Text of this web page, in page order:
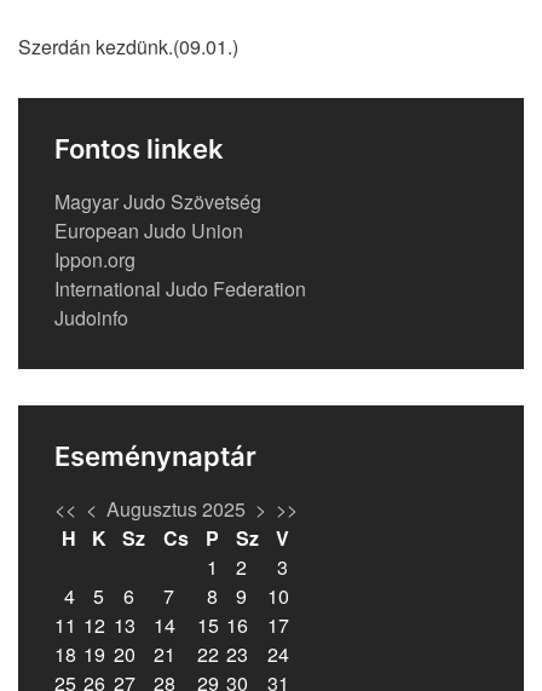
Szerdán kezdünk.(09.01.)
Fontos linkek
Magyar Judo Szövetség
European Judo Union
Ippon.org
International Judo Federation
Judoinfo
Eseménynaptár
<< < Augusztus 2025 > >>
H
K Sz Cs P Sz
V
1
2
3
4
5 6 7 8 9
10
11 12 13 14 15 16
17
18 19 20 21 22 23
24
25 26 27 28 29 30 31